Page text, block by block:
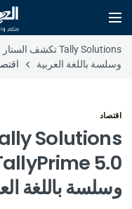
وسلسة باللغة العربية
اقتصاد
وسلسة باللغة